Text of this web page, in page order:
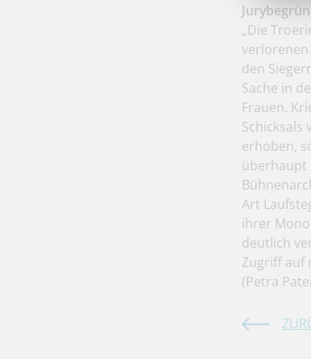
„Die
verlorenen
den
Sache in
Frauen.
Schicksals
erhoben,
überhaupt
Art
ihrer
deutlich
Zugriff auf
(Petra